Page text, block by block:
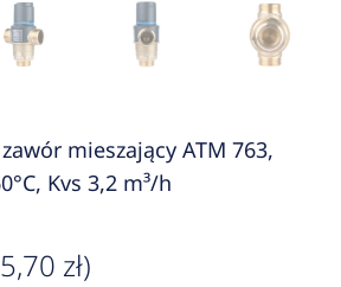
mieszający ATM 763,
Kvs 3,2 m³/h
zł)